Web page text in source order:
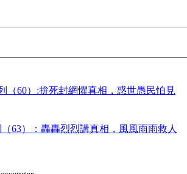
（60）:拚死封網懼真相，惑世愚民怕見
63）：轟轟烈烈講真相，風風雨雨救人